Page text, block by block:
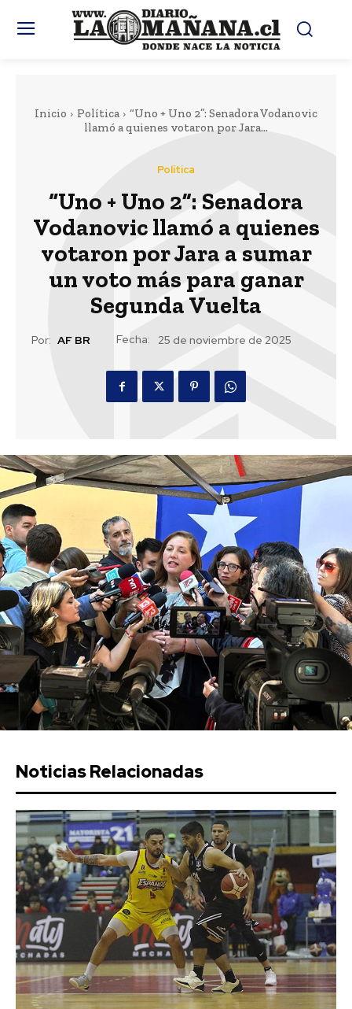
Inicio Política
“Uno + Uno 2”: Senadora Vodanovic
llamó a quienes votaron por Jara...
Política
“Uno + Uno 2”: Senadora
Vodanovic llamó a quienes
votaron por Jara a sumar
un voto más para ganar
Segunda Vuelta
Por: AF BR Fecha: 25 de noviembre de 2025
Noticias Relacionadas